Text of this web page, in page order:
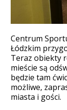
Centrum
Łódzkim
Teraz obiekty
mieście są
będzie tam
możliwe,
miasta i gości.